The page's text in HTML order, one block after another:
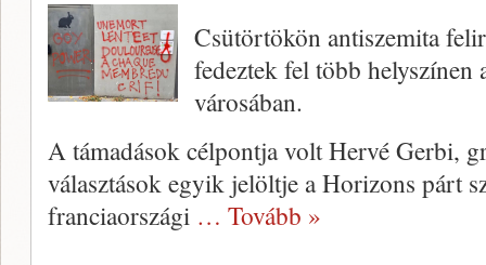
Csütörtökön antiszemita
fedeztek fel több
városában.
A támadások célpontja volt Hervé Gerbi,
választások egyik jelöltje a Horizons párt
franciaországi … Tovább »